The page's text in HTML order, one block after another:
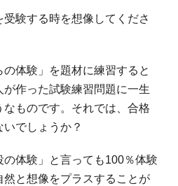
験する時を想像してくださ
の体験」を題材に練習すると
作った試験練習問題に一生
ものです。それでは、合格
でしょうか？
の体験」と言っても100％体験
と想像をプラスすることが